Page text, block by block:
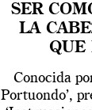
SER
LA
QUE
Conocida
Portuondo’,